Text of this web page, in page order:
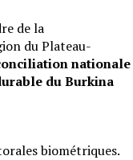
de la
du Plateau-
nationale
du Burkina
biométriques.